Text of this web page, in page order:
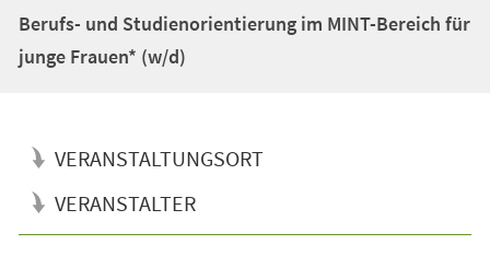
Berufs- und Studienorientierung im MINT-Bereich für
junge Frauen* (w/d)
VERANSTALTUNGSORT
VERANSTALTER